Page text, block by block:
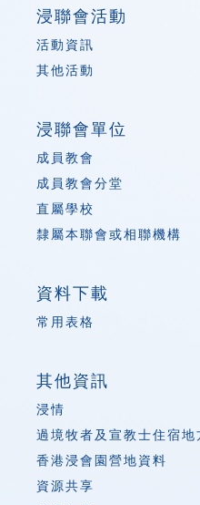
浸聯會活動
活動資訊
其他活動
浸聯會單位
成員教會
成員教會分堂
直屬學校
隸屬本聯會或相聯機構
資料下載
常用表格
其他資訊
浸情
過境牧者及宣教士住宿地
香港浸會園營地資料
資源共享